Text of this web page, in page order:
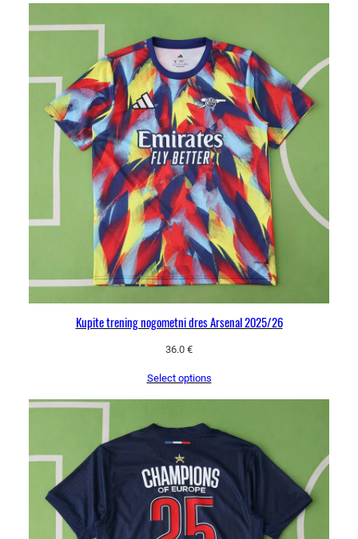
Kupite trening nogometni dres Arsenal 2025/26
36.0 €
Select options